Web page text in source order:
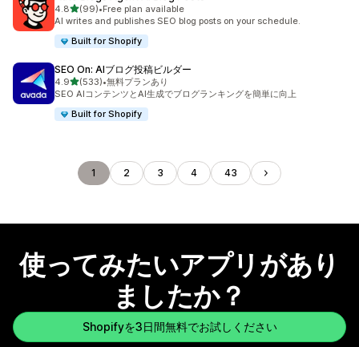
4.85つ星中
(99)
合計レビュー数：99件
•Free plan available
AI writes and publishes SEO blog posts on your schedule.
Built for Shopify
SEO On: AIブログ投稿ビルダー
4.95つ星中
(533)
合計レビュー数：533件
•無料プランあり
SEO AIコンテンツとAI生成でブログランキングを簡単に向上
Built for Shopify
1 2 3 4 43
使ってみたいアプリがあり
ましたか？
Shopifyを3日間無料でお試しください